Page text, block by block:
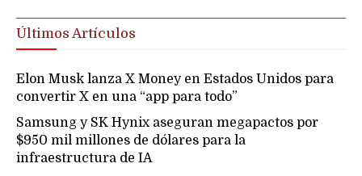
Últimos Artículos
Elon Musk lanza X Money en Estados Unidos para
convertir X en una “app para todo”
Samsung y SK Hynix aseguran megapactos por
$950 mil millones de dólares para la
infraestructura de IA